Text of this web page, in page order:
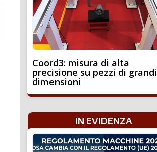
Coord3: misura di alta
precisione su pezzi di grandi
dimensioni
IN EVIDENZA